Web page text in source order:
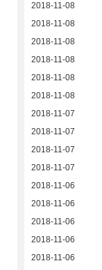
2018-11-08
2018-11-08
2018-11-08
2018-11-08
2018-11-08
2018-11-08
2018-11-07
2018-11-07
2018-11-07
2018-11-07
2018-11-06
2018-11-06
2018-11-06
2018-11-06
2018-11-06